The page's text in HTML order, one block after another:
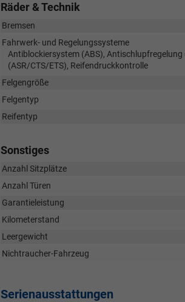
Räder & Technik
Bremsen
Fahrwerk- und Regelungssysteme
Antiblockiersystem (ABS),
(ASR/CTS/ETS), Reifendruckkontrolle
Felgengröße
Felgentyp
Reifentyp
Sonstiges
Anzahl Sitzplätze
Anzahl Türen
Garantieleistung
Kilometerstand
Leergewicht
Nichtraucher-Fahrzeug
Serienausstattungen